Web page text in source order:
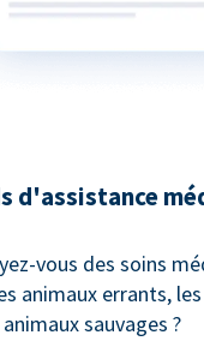
d'assistance
vous des soins
animaux errants,
sauvages ?